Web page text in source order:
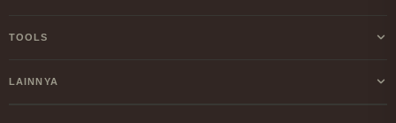
Android
TOOLS
Kalkulator Profit/Loss Crypto
LAINNYA